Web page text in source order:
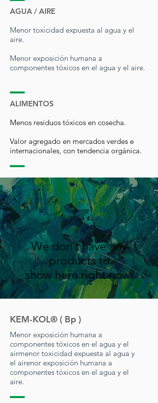
AGUA / AIRE
Menor toxicidad expuesta al agua y el
aire.
Menor exposición humana a
componentes tóxicos en el agua y el aire.
ALIMENTOS
Menos residuos tóxicos en cosecha.
Valor agregado en mercados verdes e
internacionales, con tendencia orgánica.
We don’t have any
products to
show here right now.
KEM-KOL® ( Bp )
Menor exposición humana a
componentes tóxicos en el agua y el
airmenor toxicidad expuesta al agua y
el airenor exposición humana a
componentes tóxicos en el agua y el
aire.